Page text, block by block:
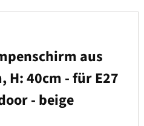
aus
H: 40cm - für E27
- beige